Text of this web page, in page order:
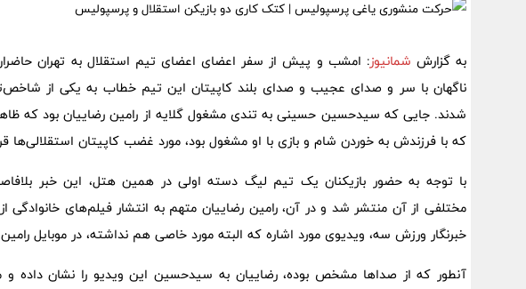
به گزارش شمانیوز: امشب و پیش از سفر اعضای اعضای تیم استقلال به تهران
ناگهان با سر و صدای عجیب و صدای بلند کاپیتان این تیم خطاب به یکی از
شدند. جایی که سیدحسین حسینی به تندی مشغول گلایه از رامین رضاییان بود که
که با فرزندش به خوردن شام و بازی با او مشغول بود، مورد غضب کاپیتان استقلالی‌ها
با توجه به حضور بازیکنان یک تیم لیگ دسته اولی در همین هتل، این خبر
مختلفی از آن منتشر شد و در آن، رامین رضاییان متهم به انتشار فیلم‌های
خبرنگار ورزش سه، ویدیوی مورد اشاره که البته مورد خاصی هم نداشته، در موبایل
آنطور که از صداها مشخص بوده، رضاییان به سیدحسین این ویدیو را نشان داده و